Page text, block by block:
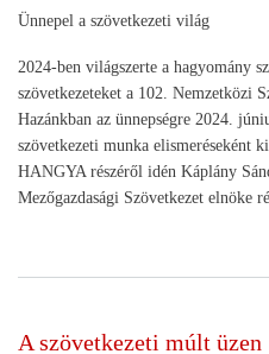
Ünnepel a szövetkezeti világ
2024-ben világszerte a hagyomány
szövetkezeteket a 102. Nemzetközi
Hazánkban az ünnepségre 2024.
szövetkezeti munka elismeréseként
HANGYA részéről idén Káplány
Mezőgazdasági Szövetkezet elnöke
A szövetkezeti múlt üzen